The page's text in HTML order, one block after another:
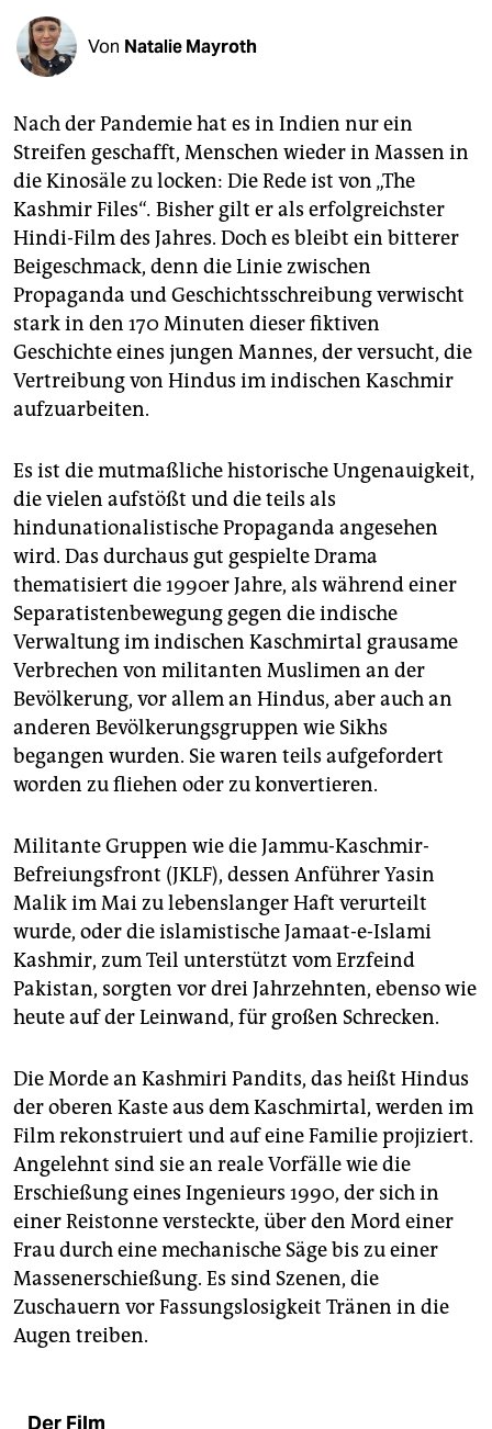
shop
fragen & hilfe
unterstützen
abo
genossenschaft
epaper login
Von Natalie Mayroth
Nach der Pandemie hat es in Indien nur ein
Streifen geschafft, Menschen wieder in Massen in
die Kinosäle zu locken: Die Rede ist von „The
Kashmir Files“. Bisher gilt er als erfolgreichster
Hindi-Film des Jahres. Doch es bleibt ein bitterer
Beigeschmack, denn die Linie zwischen
Propaganda und Geschichtsschreibung verwischt
stark in den 170 Minuten dieser fiktiven
Geschichte eines jungen Mannes, der versucht, die
Vertreibung von Hindus im indischen Kaschmir
aufzuarbeiten.
Es ist die mutmaßliche historische Ungenauigkeit,
die vielen aufstößt und die teils als
hindunationalistische Propaganda angesehen
wird. Das durchaus gut gespielte Drama
thematisiert die 1990er Jahre, als während einer
Separatistenbewegung gegen die indische
Verwaltung im indischen Kaschmirtal grausame
Verbrechen von militanten Muslimen an der
Bevölkerung, vor allem an Hindus, aber auch an
anderen Bevölkerungsgruppen wie Sikhs
begangen wurden. Sie waren teils aufgefordert
worden zu fliehen oder zu konvertieren.
Militante Gruppen wie die Jammu-Kaschmir-
Befreiungsfront (JKLF), dessen Anführer Yasin
Malik im Mai zu lebenslanger Haft verurteilt
wurde, oder die islamistische Jamaat-e-Islami
Kashmir, zum Teil unterstützt vom Erzfeind
Pakistan, sorgten vor drei Jahrzehnten, ebenso wie
heute auf der Leinwand, für großen Schrecken.
Die Morde an Kashmiri Pandits, das heißt Hindus
der oberen Kaste aus dem Kaschmirtal, werden im
Film rekons­truiert und auf eine Familie projiziert.
Angelehnt sind sie an reale Vorfälle wie die
Erschießung eines Ingenieurs 1990, der sich in
einer Reistonne versteckte, über den Mord einer
Frau durch eine mechanische Säge bis zu einer
Massen­er­schießung. Es sind Szenen, die
Zuschauern vor Fassungslosigkeit Tränen in die
Augen treiben.
Der Film